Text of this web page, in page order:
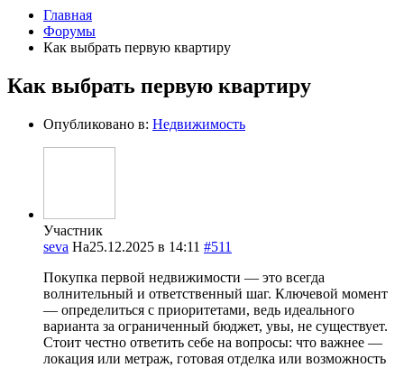
Главная
Форумы
Как выбрать первую квартиру
Как выбрать первую квартиру
Опубликовано в: Недвижимость
Участник
seva На25.12.2025 в 14:11 #511
Покупка первой недвижимости — это всегда
волнительный и ответственный шаг. Ключевой момент
— определиться с приоритетами, ведь идеального
варианта за ограниченный бюджет, увы, не существует.
Стоит честно ответить себе на вопросы: что важнее —
локация или метраж, готовая отделка или возможность